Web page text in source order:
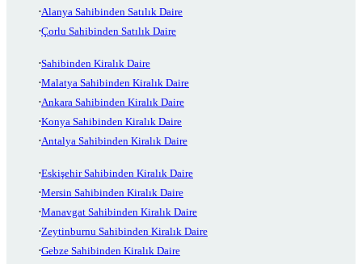
Alanya Sahibinden Satılık Daire
Çorlu Sahibinden Satılık Daire
Sahibinden Kiralık Daire
Malatya Sahibinden Kiralık Daire
Ankara Sahibinden Kiralık Daire
Konya Sahibinden Kiralık Daire
Antalya Sahibinden Kiralık Daire
Eskişehir Sahibinden Kiralık Daire
Mersin Sahibinden Kiralık Daire
Manavgat Sahibinden Kiralık Daire
Zeytinburnu Sahibinden Kiralık Daire
Gebze Sahibinden Kiralık Daire